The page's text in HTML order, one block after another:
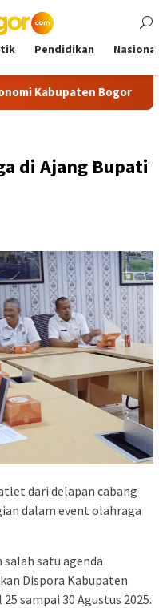
Pendidikan Nasional
Bogor Tour
di Ajang Bupati
dari delapan cabang
dalam event olahraga
satu agenda
Dispora Kabupaten
sampai 30 Agustus 2025.